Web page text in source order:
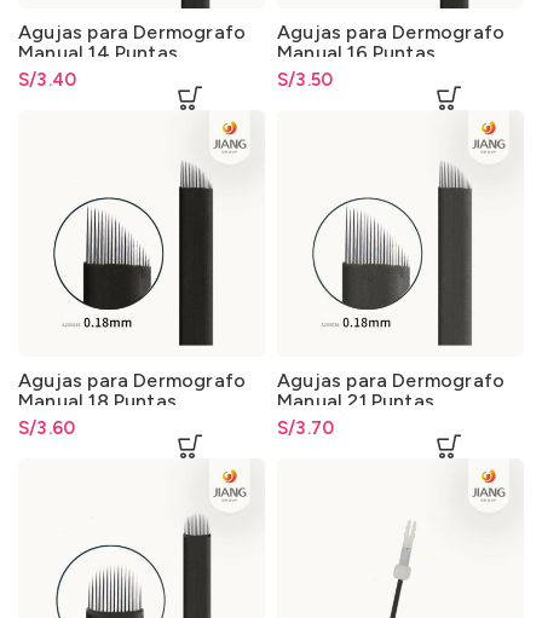
Agujas para Dermografo
Manual 14 Puntas
S/3.40
Agujas para Dermografo
Manual 16 Puntas
S/3.50
Agujas para Dermografo
Manual 18 Puntas
S/3.60
Agujas para Dermografo
Manual 21 Puntas
S/3.70